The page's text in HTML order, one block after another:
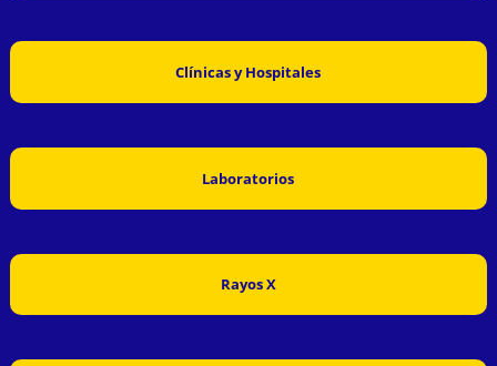
Clínicas y Hospitales
Laboratorios
Rayos X